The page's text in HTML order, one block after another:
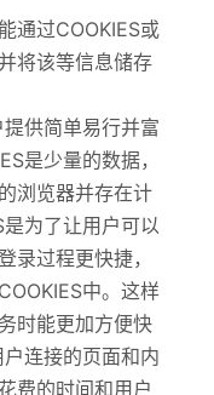
通过COOKIES或
将该等信息储存
供简单易行并富
是少量的数据，
浏览器并存在计
为了让用户可以
录过程更快捷，
中。这样
时能更加方便快
连接的页面和内
费的时间和用户